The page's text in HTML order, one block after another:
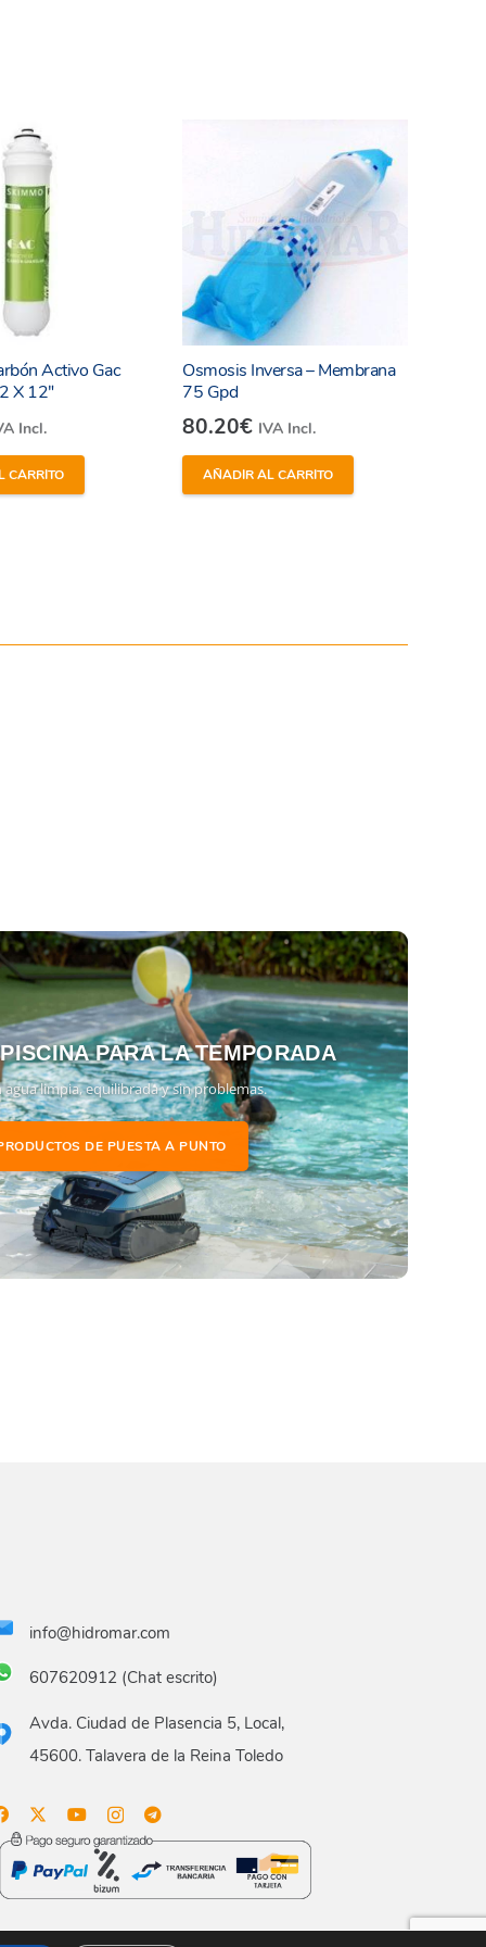
Activo Gac
X 12″
Incl.
CARRITO
Osmosis Inversa – Membrana
75 Gpd
80.20€ IVA Incl.
AÑADIR AL CARRITO
PARA LA TEMPORADA
agua limpia, equilibrada y sin problemas.
DE PUESTA A PUNTO
info@hidromar.com
607620912 (Chat escrito)
Avda. Ciudad de Plasencia 5, Local,
45600. Talavera de la Reina Toledo